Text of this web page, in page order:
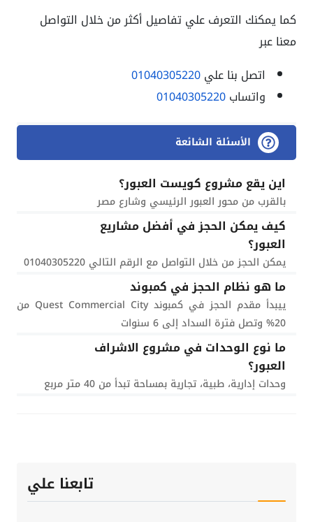
كما يمكنك التعرف علي تفاصيل أكثر من خلال التواصل
معنا عبر
اتصل بنا علي01040305220
واتساب01040305220
الأسئلة الشائعة
اين يقع مشروع كويست العبور؟
بالقرب من محور العبور الرئيسي وشارع مصر
كيف يمكن الحجز في أفضل مشاريع
العبور؟
يمكن الحجز من خلال التواصل مع الرقم التالي 01040305220
ما هو نظام الحجز في كمبوند
ييبدأ مقدم الحجز في كمبوند Quest Commercial City من
20% وتصل فترة السداد إلى 6 سنوات
ما نوع الوحدات في مشروع الاشراف
العبور؟
وحدات إدارية، طبية، تجارية بمساحة تبدأ من 40 متر مربع
تابعنا علي